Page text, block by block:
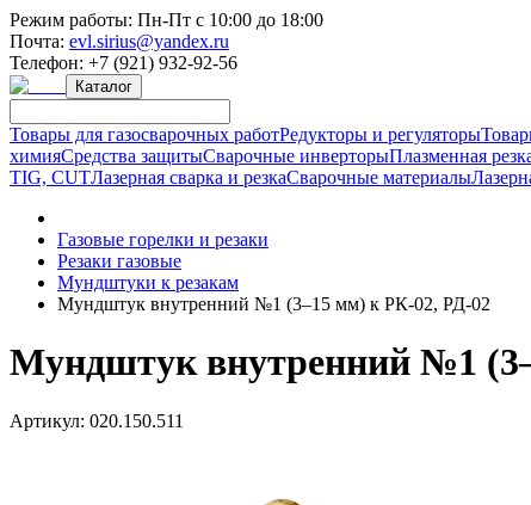
Режим работы: Пн-Пт с 10:00 до 18:00
Почта: evl.sirius@yandex.ru
Телефон: +7 (921) 932-92-56
Каталог
Товары для газосварочных работРедукторы и регуляторы
химияСредства защитыСварочные инверторыПлазменная
TIG, CUTЛазерная сварка и резкаСварочные материалы
Газовые горелки и резаки
Резаки газовые
Мундштуки к резакам
Мундштук внутренний №1 (3–15 мм) к РК-02, РД-02
Мундштук внутренний №1
Артикул: 020.150.511